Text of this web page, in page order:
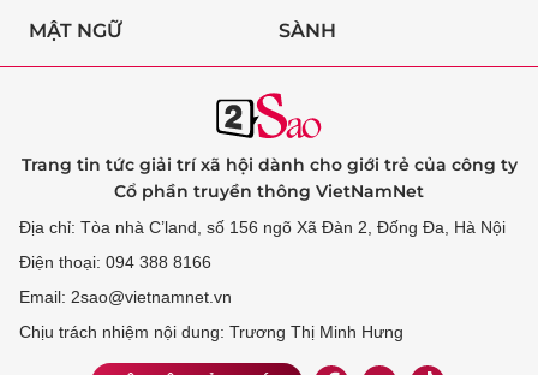
MẬT NGỮ SÀNH
Trang tin tức giải trí xã hội dành cho giới trẻ của công ty
Cổ phần truyền thông VietNamNet
Địa chỉ: Tòa nhà C’land, số 156 ngõ Xã Đàn 2, Đống Đa, Hà Nội
Điện thoại: 094 388 8166
Email: 2sao@vietnamnet.vn
Chịu trách nhiệm nội dung: Trương Thị Minh Hưng